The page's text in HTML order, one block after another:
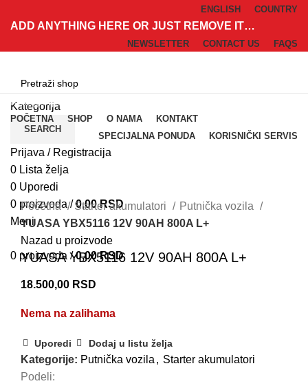
ENGLISH COUNTRY
ADD ANYTHING HERE OR JUST REMOVE IT…
NEWSLETTER CONTACT US FAQS
Kategorija
SEARCH
Prijava / Registracija
0 Lista želja
0 Uporedi
0 proizvoda / 0,00RSD
Meni
0 proizvoda / 0,00RSD
Kategorije
POČETNA SHOP O NAMA
KONTAKT
SPECIJALNA PONUDA
KORISNIČKI SERVIS
Sold out
Klik za uvećanje
Početna
Starter akumulatori
Putnička vozila
YUASA YBX5116 12V 90AH 800A L+
Nazad u proizvode
YUASA YBX5116 12V 90AH 800A L+
18.500,00 RSD
Nema na zalihama
Uporedi Dodaj u listu želja
Kategorije: Putnička vozila , Starter akumulatori
Podeli: